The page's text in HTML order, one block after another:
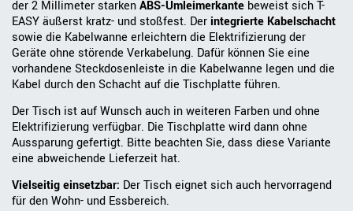
der 2 Millimeter starkenABS-Umleimerkante beweist sich T-
EASY äußerst kratz- und stoßfest. Derintegrierte Kabelschacht
sowie die Kabelwanne erleichtern die Elektrifizierung der
Geräte ohne störende Verkabelung. Dafür können Sie eine
vorhandene Steckdosenleiste in die Kabelwanne legen und die
Kabel durch den Schacht auf die Tischplatte führen.
Der Tisch ist auf Wunsch auch in weiteren Farben und ohne
Elektrifizierung verfügbar. Die Tischplatte wird dann ohne
Aussparung gefertigt. Bitte beachten Sie, dass diese Variante
eine abweichende Lieferzeit hat.
Vielseitig einsetzbar: Der Tisch eignet sich auch hervorragend
für den Wohn- und Essbereich.